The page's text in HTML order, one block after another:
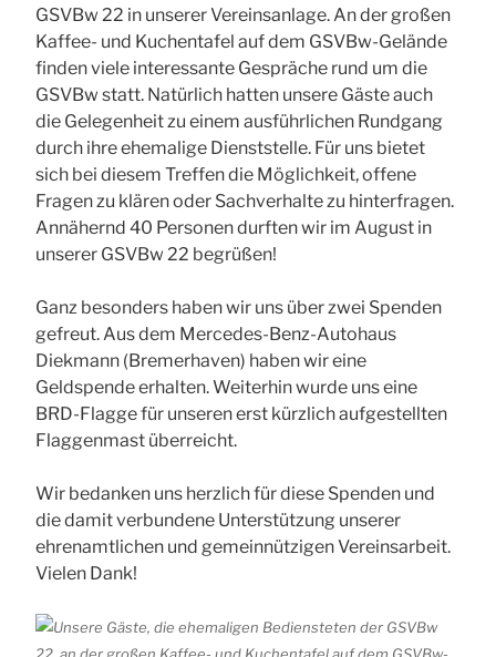
GSVBw 22 in unserer Vereinsanlage. An der großen
Kaffee- und Kuchentafel auf dem GSVBw-Gelände
finden viele interessante Gespräche rund um die
GSVBw statt. Natürlich hatten unsere Gäste auch
die Gelegenheit zu einem ausführlichen Rundgang
durch ihre ehemalige Dienststelle. Für uns bietet
sich bei diesem Treffen die Möglichkeit, offene
Fragen zu klären oder Sachverhalte zu hinterfragen.
Annähernd 40 Personen durften wir im August in
unserer GSVBw 22 begrüßen!
Ganz besonders haben wir uns über zwei Spenden
gefreut. Aus dem Mercedes-Benz-Autohaus
Diekmann (Bremerhaven) haben wir eine
Geldspende erhalten. Weiterhin wurde uns eine
BRD-Flagge für unseren erst kürzlich aufgestellten
Flaggenmast überreicht.
Wir bedanken uns herzlich für diese Spenden und
die damit verbundene Unterstützung unserer
ehrenamtlichen und gemeinnützigen Vereinsarbeit.
Vielen Dank!